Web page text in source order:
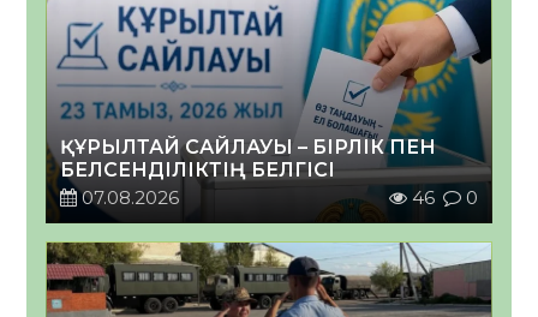
ҚҰРЫЛТАЙ САЙЛАУЫ – БІРЛІК ПЕН
БЕЛСЕНДІЛІКТІҢ БЕЛГІСІ
07.08.2026
46 0